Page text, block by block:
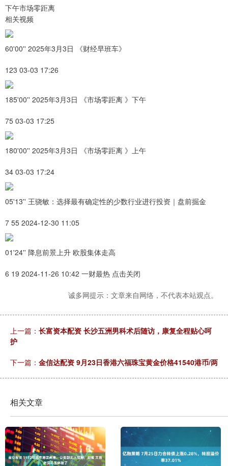
下午市场零距离
相关视频
60'00'' 2025年3月3日 《财经早班车》
123 03-03 17:26
185'00'' 2025年3月3日 《市场零距离 》下午
75 03-03 17:25
180'00'' 2025年3月3日 《市场零距离 》上午
34 03-03 17:24
05'13'' 王骁敏：选择最有确定性的少数行业进行投资｜盘前掘金
7 55 2024-12-30 11:05
01'24'' 降息前景上升 欧股集体走高
6 19 2024-11-26 10:42 一财最热 点击关闭
诚多网提示：文章来自网络，不代表本站观点。
上一篇： 长富资本配资 长沙五洲男科术后随访，康复全程贴心呵
护
下一篇： 金信达配资 9月23日香港六福珠宝黄金价格41540港币/两
相关文章